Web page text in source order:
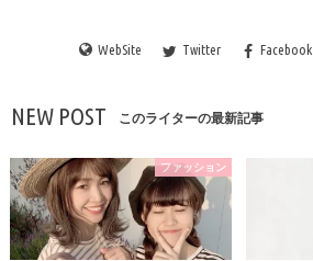
WebSite Twitter Facebook
NEW POST このライターの最新記事
ファッション